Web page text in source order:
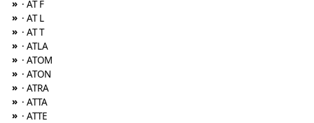
» · AT F
» · AT L
» · AT T
» · ATLA
» · ATOM
» · ATON
» · ATRA
» · ATTA
» · ATTE